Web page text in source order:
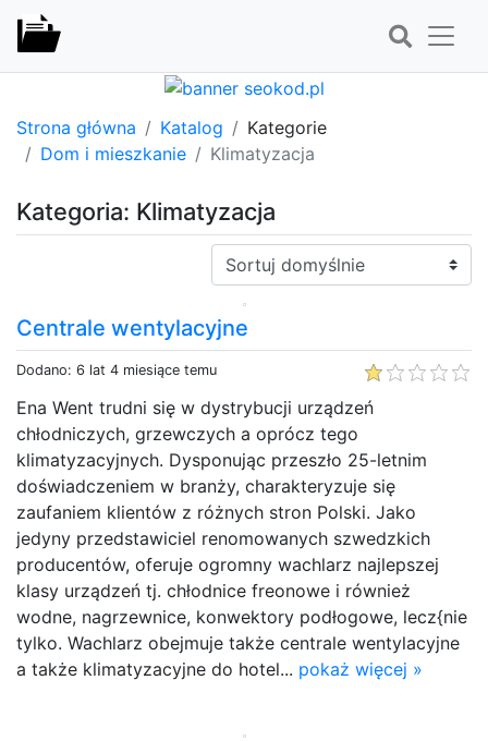
Strona główna Katalog
Kategorie
Dom i mieszkanie
Klimatyzacja
Kategoria: Klimatyzacja
Sortuj:
Centrale wentylacyjne
Dodano: 6 lat 4 miesiące temu
Ena Went trudni się w dystrybucji urządzeń
chłodniczych, grzewczych a oprócz tego
klimatyzacyjnych. Dysponując przeszło 25-letnim
doświadczeniem w branży, charakteryzuje się
zaufaniem klientów z różnych stron Polski. Jako
jedyny przedstawiciel renomowanych szwedzkich
producentów, oferuje ogromny wachlarz najlepszej
klasy urządzeń tj. chłodnice freonowe i również
wodne, nagrzewnice, konwektory podłogowe, lecz{nie
tylko. Wachlarz obejmuje także centrale wentylacyjne
a także klimatyzacyjne do hotel... pokaż więcej »